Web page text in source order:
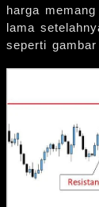
harga
lama
seperti